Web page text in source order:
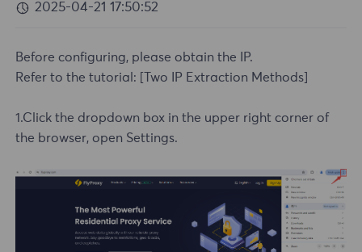
2025-04-21 17:50:52
Before configuring, please obtain the IP.
Refer to the tutorial: [Two IP Extraction Methods]
1.Click the dropdown box in the upper right corner of
the browser, open Settings.